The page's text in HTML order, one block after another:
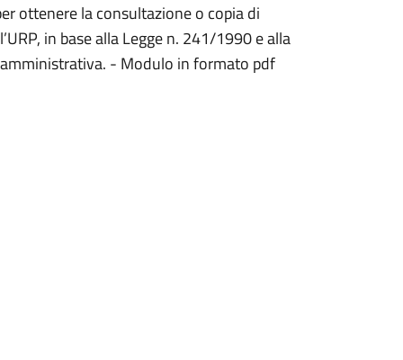
ottenere la consultazione o copia di
in base alla Legge n. 241/1990 e alla
- Modulo in formato pdf